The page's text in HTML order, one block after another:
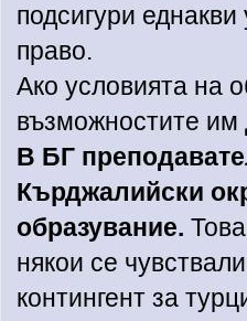
подсигури
право.
Ако условията на
възможностите им
В БГ
Кърджалийски
образувание.
някои се
контингент за